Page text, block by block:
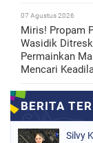
07 Agustus 2026
Miris! Propam
Wasidik
Permainkan
Mencari
Silvy